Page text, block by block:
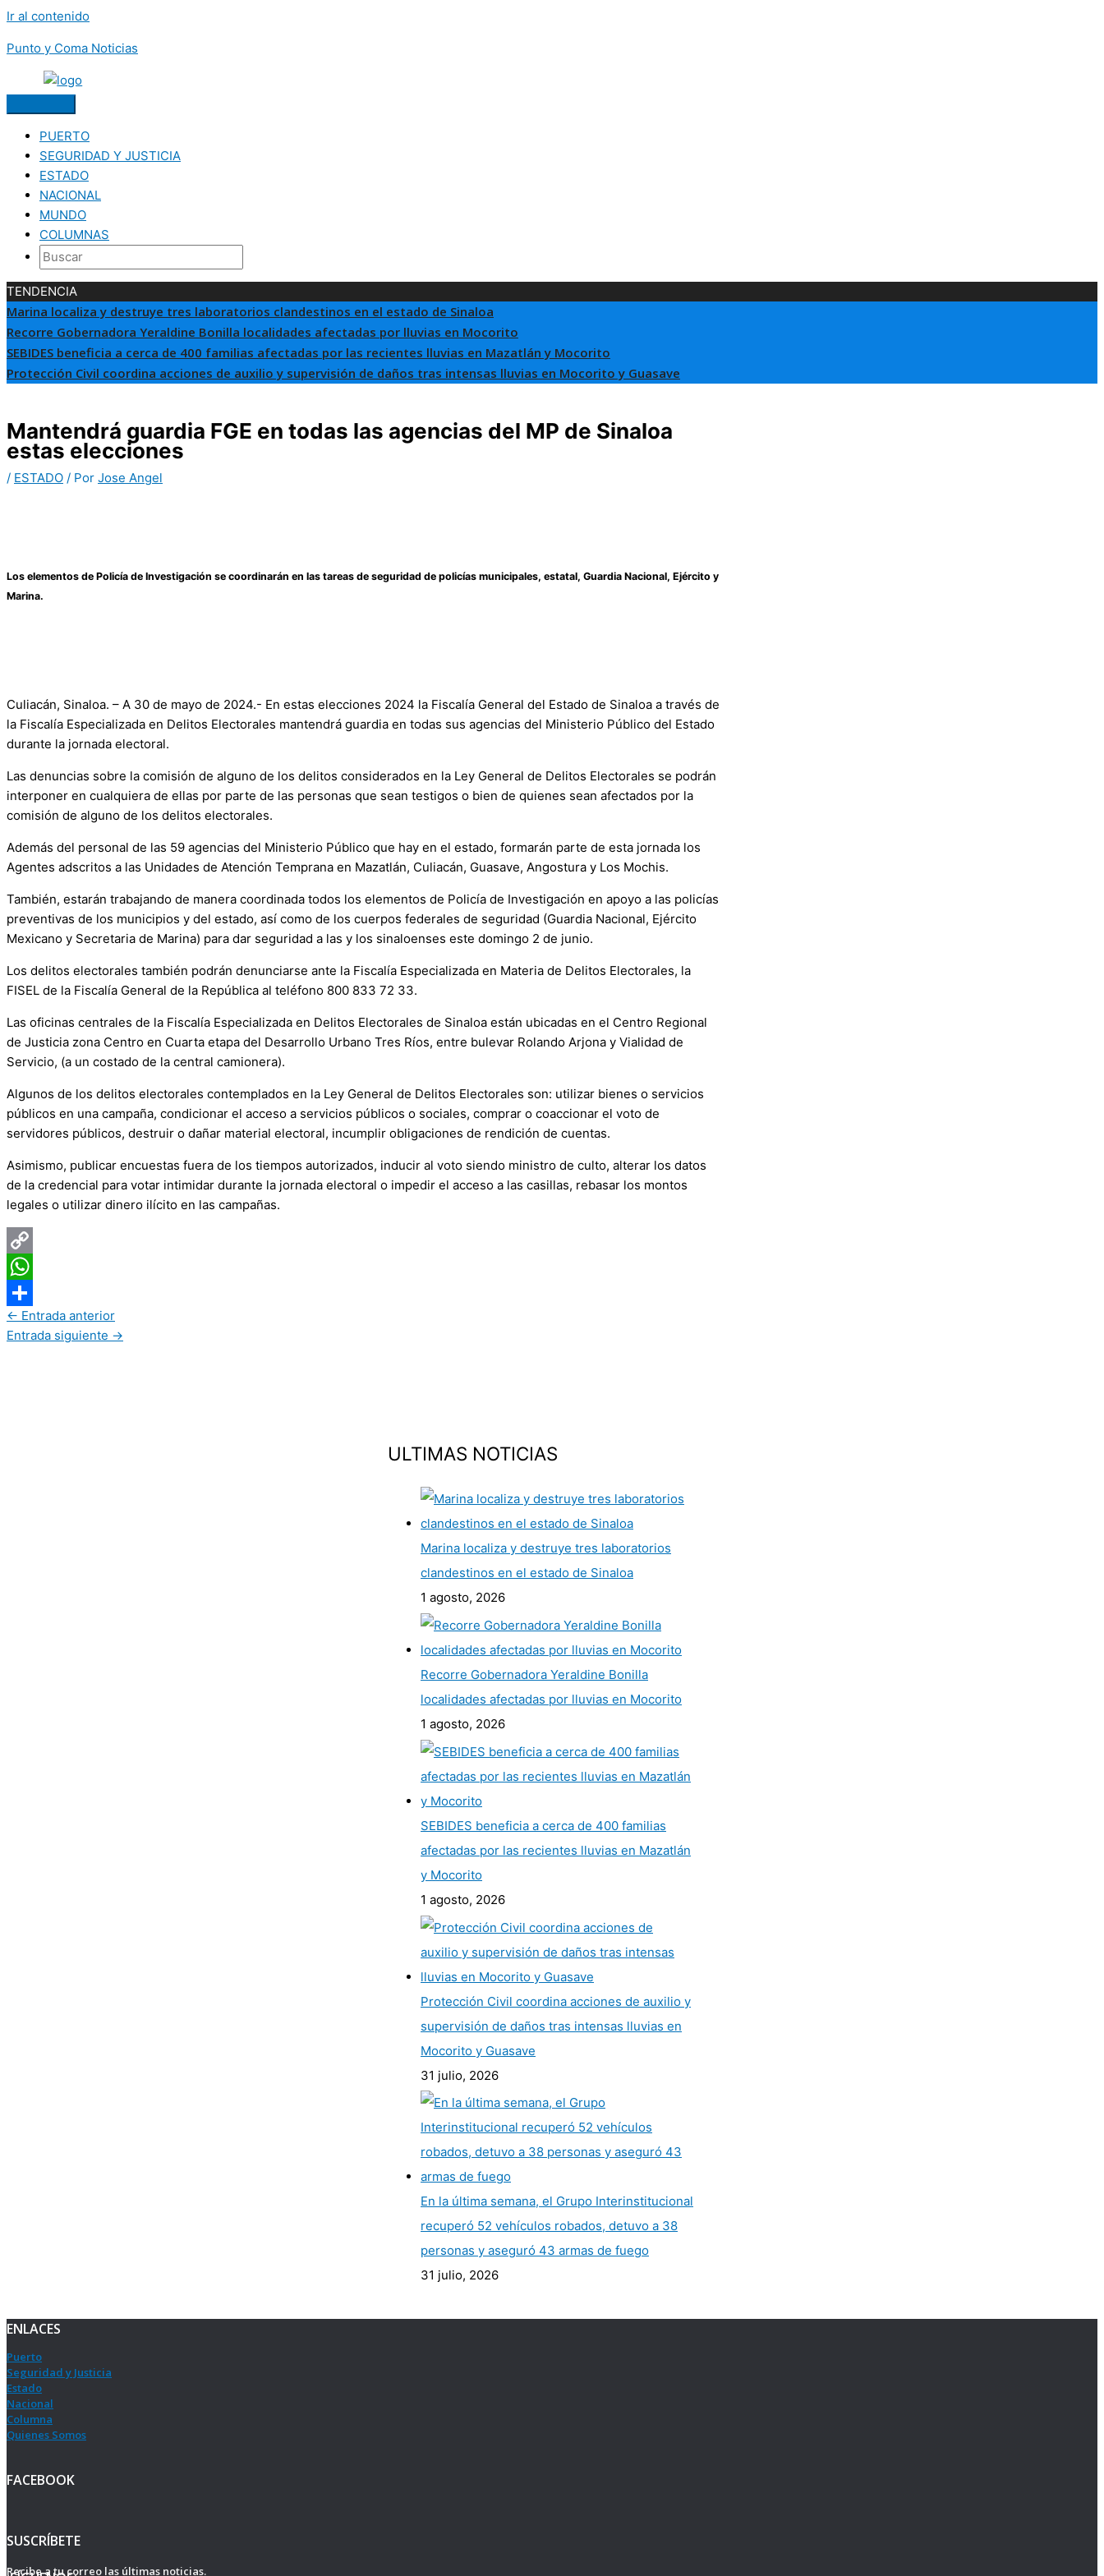
Ir al contenido
Punto y Coma Noticias
PUERTO
SEGURIDAD Y JUSTICIA
ESTADO
NACIONAL
MUNDO
COLUMNAS
TENDENCIA
Marina localiza y destruye tres laboratorios clandestinos en el estado de Sinaloa
Recorre Gobernadora Yeraldine Bonilla localidades afectadas por lluvias en Mocorito
SEBIDES beneficia a cerca de 400 familias afectadas por las recientes lluvias en Mazatlán y Mocorito
Protección Civil coordina acciones de auxilio y supervisión de daños tras intensas lluvias en Mocorito y Guasave
Mantendrá guardia FGE en todas las agencias del MP de Sinaloa
estas elecciones
/ ESTADO / Por Jose Angel
Los elementos de Policía de Investigación se coordinarán en las tareas de seguridad de policías municipales, estatal, Guardia Nacional, Ejército y
Marina.
Culiacán, Sinaloa. – A 30 de mayo de 2024.- En estas elecciones 2024 la Fiscalía General del Estado de Sinaloa a través de
la Fiscalía Especializada en Delitos Electorales mantendrá guardia en todas sus agencias del Ministerio Público del Estado
durante la jornada electoral.
Las denuncias sobre la comisión de alguno de los delitos considerados en la Ley General de Delitos Electorales se podrán
interponer en cualquiera de ellas por parte de las personas que sean testigos o bien de quienes sean afectados por la
comisión de alguno de los delitos electorales.
Además del personal de las 59 agencias del Ministerio Público que hay en el estado, formarán parte de esta jornada los
Agentes adscritos a las Unidades de Atención Temprana en Mazatlán, Culiacán, Guasave, Angostura y Los Mochis.
También, estarán trabajando de manera coordinada todos los elementos de Policía de Investigación en apoyo a las policías
preventivas de los municipios y del estado, así como de los cuerpos federales de seguridad (Guardia Nacional, Ejército
Mexicano y Secretaria de Marina) para dar seguridad a las y los sinaloenses este domingo 2 de junio.
Los delitos electorales también podrán denunciarse ante la Fiscalía Especializada en Materia de Delitos Electorales, la
FISEL de la Fiscalía General de la República al teléfono 800 833 72 33.
Las oficinas centrales de la Fiscalía Especializada en Delitos Electorales de Sinaloa están ubicadas en el Centro Regional
de Justicia zona Centro en Cuarta etapa del Desarrollo Urbano Tres Ríos, entre bulevar Rolando Arjona y Vialidad de
Servicio, (a un costado de la central camionera).
Algunos de los delitos electorales contemplados en la Ley General de Delitos Electorales son: utilizar bienes o servicios
públicos en una campaña, condicionar el acceso a servicios públicos o sociales, comprar o coaccionar el voto de
servidores públicos, destruir o dañar material electoral, incumplir obligaciones de rendición de cuentas.
Asimismo, publicar encuestas fuera de los tiempos autorizados, inducir al voto siendo ministro de culto, alterar los datos
de la credencial para votar intimidar durante la jornada electoral o impedir el acceso a las casillas, rebasar los montos
legales o utilizar dinero ilícito en las campañas.
Copy
Link
WhatsApp
Compartir
← Entrada anterior
Entrada siguiente →
ULTIMAS NOTICIAS
Marina localiza y destruye tres laboratorios
clandestinos en el estado de Sinaloa
1 agosto, 2026
Recorre Gobernadora Yeraldine Bonilla
localidades afectadas por lluvias en Mocorito
1 agosto, 2026
SEBIDES beneficia a cerca de 400 familias
afectadas por las recientes lluvias en Mazatlán
y Mocorito
1 agosto, 2026
Protección Civil coordina acciones de auxilio y
supervisión de daños tras intensas lluvias en
Mocorito y Guasave
31 julio, 2026
En la última semana, el Grupo Interinstitucional
recuperó 52 vehículos robados, detuvo a 38
personas y aseguró 43 armas de fuego
31 julio, 2026
ENLACES
Puerto
Seguridad y Justicia
Estado
Nacional
Columna
Quienes Somos
FACEBOOK
SUSCRÍBETE
Recibe a tu correo las últimas noticias.